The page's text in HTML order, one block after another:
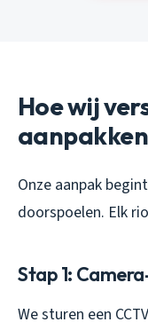
Hoe wij
aanpakken
Onze aanpak
doorspoelen. Elk
Stap 1:
We sturen een